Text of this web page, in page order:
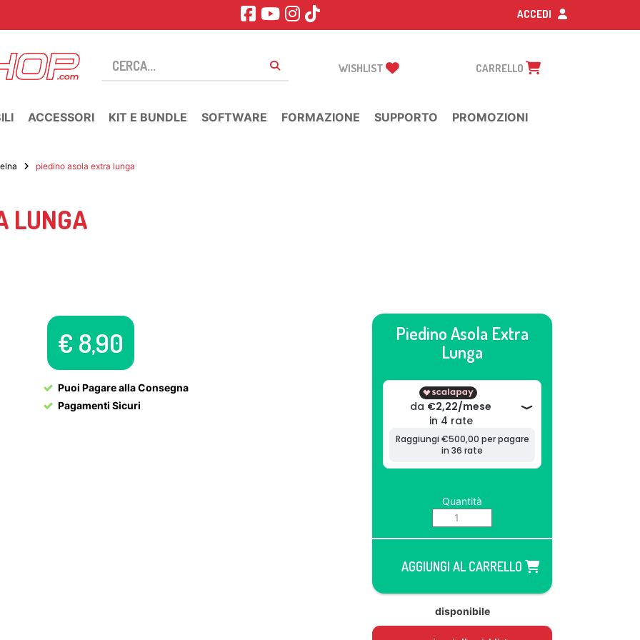
ACCEDI
WISHLIST CARRELLO
ACCESSORI KIT E BUNDLE SOFTWARE FORMAZIONE SUPPORTO PROMOZIONI
piedino asola extra lunga
LUNGA
€ 8,90
Puoi Pagare alla Consegna
Pagamenti Sicuri
Piedino Asola Extra
Lunga
Quantità
AGGIUNGI AL CARRELLO
disponibile